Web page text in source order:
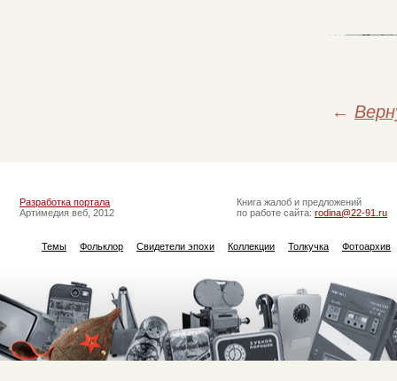
←
Разработка портала
Артимедия веб, 2012
Книга жалоб и предложений
по работе сайта: rodina@22-91.ru
Темы Фольклор Свидетели эпохи Коллекции Толкучка Фотоархив